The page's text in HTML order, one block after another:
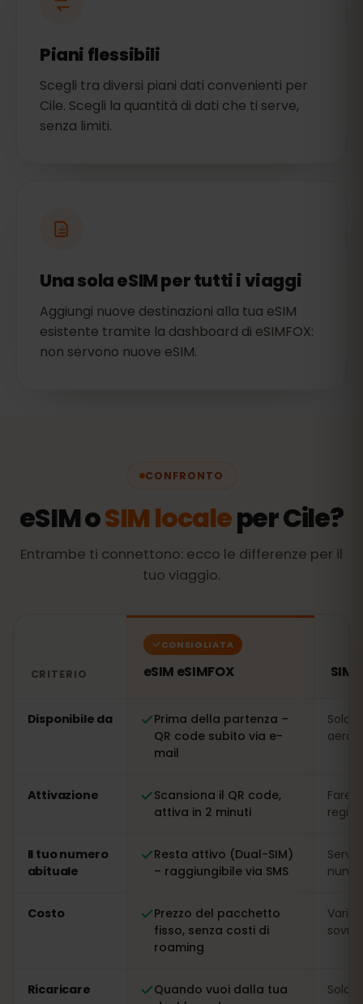
Piani flessibili
Scegli tra diversi piani dati convenienti per
Cile. Scegli la quantità di dati che ti serve,
senza limiti.
Una sola eSIM per tutti i viaggi
Aggiungi nuove destinazioni alla tua eSIM
esistente tramite la dashboard di eSIMFOX:
non servono nuove eSIM.
CONFRONTO
eSIM oSIM localeper Cile?
Entrambe ti connettono: ecco le differenze per il
tuo viaggio.
CRITERIO
CONSIGLIATA
eSIM eSIMFOX SIM
Disponibile da
Prima della partenza –
QR code subito via e-
mail
Solo
Attivazione
Scansiona il QR code,
attiva in 2 minuti
Fare
Il tuo numero
abituale
Resta attivo (Dual-SIM)
– raggiungibile via SMS
Costo
Prezzo del pacchetto
fisso, senza costi di
roaming
Ricaricare
Quando vuoi dalla tua
Solo